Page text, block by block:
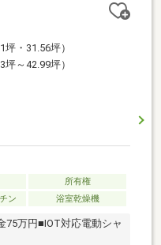
坪・31.56坪）
坪～42.99坪）
所有権
ン 浴室乾燥機
75万円■IOT対応電動シャ